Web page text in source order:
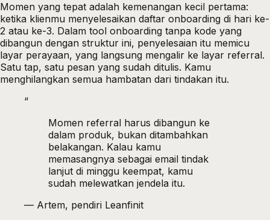
Momen yang tepat adalah kemenangan kecil pertama:
ketika klienmu menyelesaikan daftar onboarding di hari ke-
2 atau ke-3. Dalam tool onboarding tanpa kode yang
dibangun dengan struktur ini, penyelesaian itu memicu
layar perayaan, yang langsung mengalir ke layar referral.
Satu tap, satu pesan yang sudah ditulis. Kamu
menghilangkan semua hambatan dari tindakan itu.
“
Momen referral harus dibangun ke
dalam produk, bukan ditambahkan
belakangan. Kalau kamu
memasangnya sebagai email tindak
lanjut di minggu keempat, kamu
sudah melewatkan jendela itu.
— Artem, pendiri Leanfinit